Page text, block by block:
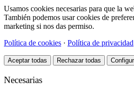
Usamos cookies necesarias para que la
También podemos usar cookies de
marketing si nos das permiso.
Política de cookies · Política de privacidad
Aceptar todas Rechazar todas
Necesarias